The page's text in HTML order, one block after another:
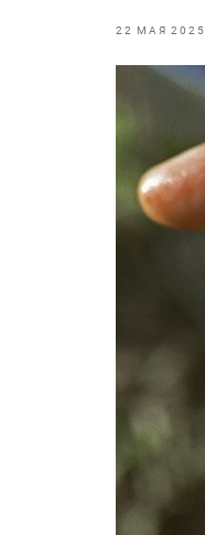
22 МАЯ 2025